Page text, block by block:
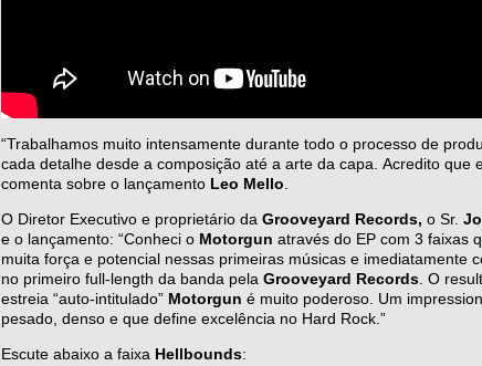
“Trabalhamos muito intensamente durante todo o processo de
cada detalhe desde a composição até a arte da capa. Acredito que
comenta sobre o lançamento Leo Mello
O Diretor Executivo e proprietário da Grooveyard Records, o Sr.
e o lançamento: “Conheci o Motorgun através do EP com 3 faixas
muita força e potencial nessas primeiras músicas e imediatamente
no primeiro full-length da banda pela Grooveyard Records . O
estreia “auto-intitulado” Motorgun é muito poderoso. Um
pesado, denso e que define excelência no Hard Rock.”
Escute abaixo a faixa Hellbounds: